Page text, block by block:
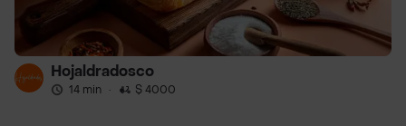
Hojaldradosco
14 min · $ 4000